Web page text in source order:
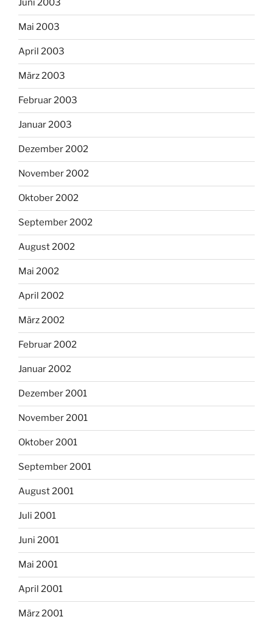
Juni 2003
Mai 2003
April 2003
März 2003
Februar 2003
Januar 2003
Dezember 2002
November 2002
Oktober 2002
September 2002
August 2002
Mai 2002
April 2002
März 2002
Februar 2002
Januar 2002
Dezember 2001
November 2001
Oktober 2001
September 2001
August 2001
Juli 2001
Juni 2001
Mai 2001
April 2001
März 2001